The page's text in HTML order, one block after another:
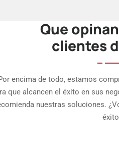
APP Fuerza de Ventas
APP Punto de Venta
Que
clientes
encima de todo, estamos
que alcancen el éxito en sus
nuestras soluciones.